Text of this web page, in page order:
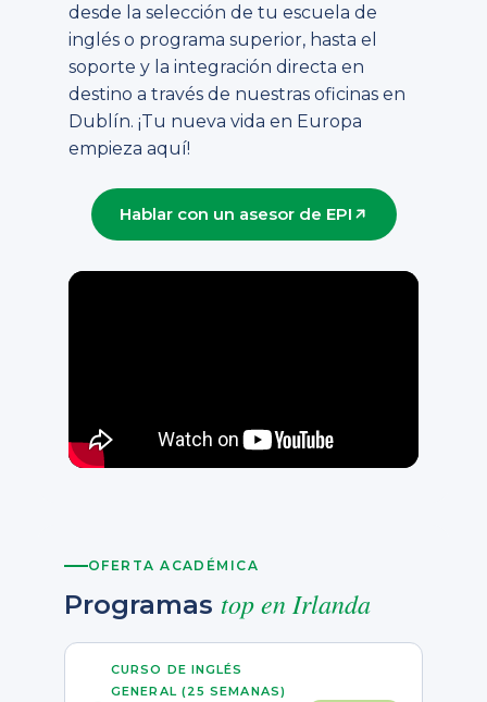
desde la selección de tu escuela de
inglés o programa superior, hasta el
soporte y la integración directa en
destino a través de nuestras oficinas en
Dublín. ¡Tu nueva vida en Europa
empieza aquí!
Hablar con un asesor de EPI
OFERTA ACADÉMICA
Programas top en Irlanda
CURSO DE INGLÉS
GENERAL (25 SEMANAS)